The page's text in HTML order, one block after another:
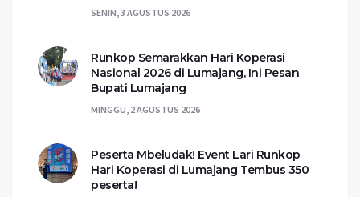
SENIN, 3 AGUSTUS 2026
Runkop Semarakkan Hari Koperasi
Nasional 2026 di Lumajang, Ini Pesan
Bupati Lumajang
MINGGU, 2 AGUSTUS 2026
Peserta Mbeludak! Event Lari Runkop
Hari Koperasi di Lumajang Tembus 350
peserta!